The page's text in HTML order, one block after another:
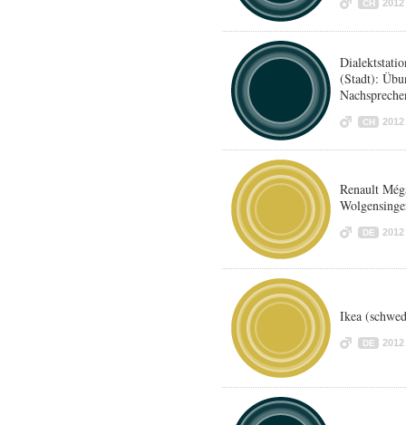
CH 2012
(Stadt):
CH 2012
Renault
DE 2012
Ikea
DE 2012